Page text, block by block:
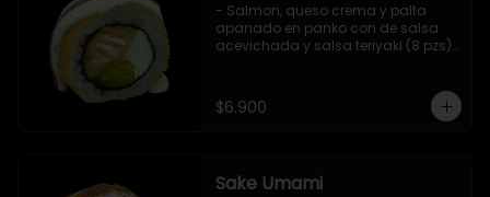
- Salmon, queso crema y palta
apanado en panko con de salsa
acevichada y salsa teriyaki (8 pzs).
$6.900
Sake Umami